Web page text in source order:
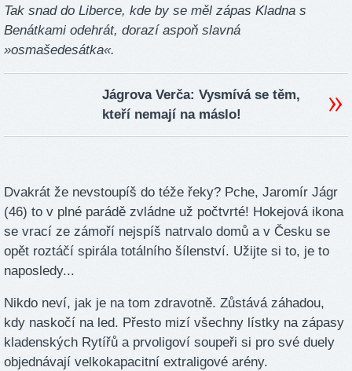
Tak snad do Liberce, kde by se měl zápas Kladna s
Benátkami odehrát, dorazí aspoň slavná
»osmašedesátka«.
Jágrova Verča: Vysmívá se těm,
kteří nemají na máslo!
Dvakrát že nevstoupíš do téže řeky? Pche, Jaromír Jágr
(46) to v plné parádě zvládne už počtvrté! Hokejová ikona
se vrací ze zámoří nejspíš natrvalo domů a v Česku se
opět roztáčí spirála totálního šílenství. Užijte si to, je to
naposledy...
Nikdo neví, jak je na tom zdravotně. Zůstává záhadou,
kdy naskočí na led. Přesto mizí všechny lístky na zápasy
kladenských Rytířů a prvoligoví soupeři si pro své duely
objednávají velkokapacitní extraligové arény.